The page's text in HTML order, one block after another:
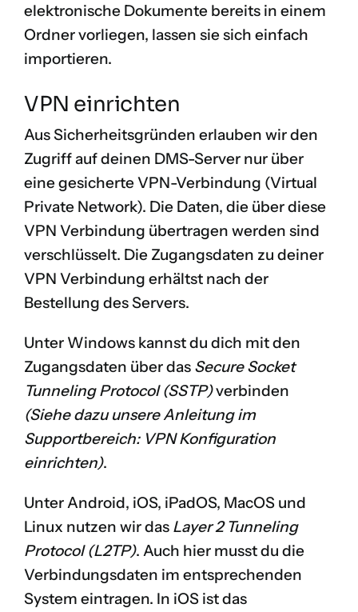
elektronische Dokumente bereits in einem
Ordner vorliegen, lassen sie sich einfach
importieren.
VPN einrichten
Aus Sicherheitsgründen erlauben wir den
Zugriff auf deinen DMS-Server nur über
eine gesicherte VPN-Verbindung (Virtual
Private Network). Die Daten, die über diese
VPN Verbindung übertragen werden sind
verschlüsselt. Die Zugangsdaten zu deiner
VPN Verbindung erhältst nach der
Bestellung des Servers.
Unter Windows kannst du dich mit den
Zugangsdaten über das Secure Socket
Tunneling Protocol (SSTP)verbinden
(Siehe dazu unsere Anleitung im
Supportbereich: VPN Konfiguration
einrichten).
Unter Android, iOS, iPadOS, MacOS und
Linux nutzen wir das Layer 2 Tunneling
Protocol (L2TP). Auch hier musst du die
Verbindungsdaten im entsprechenden
System eintragen. In iOS ist das